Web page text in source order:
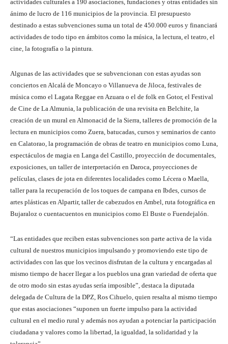
actividades culturales a 190 asociaciones, fundaciones y otras entidades sin
ánimo de lucro de 116 municipios de la provincia. El presupuesto
destinado a estas subvenciones suma un total de 450.000 euros y financiará
actividades de todo tipo en ámbitos como la música, la lectura, el teatro, el
cine, la fotografía o la pintura.
Algunas de las actividades que se subvencionan con estas ayudas son
conciertos en Alcalá de Moncayo o Villanueva de Jiloca, festivales de
música como el Lagata Reggae en Azuara o el de folk en Gotor, el Festival
de Cine de La Almunia, la publicación de una revisita en Belchite, la
creación de un mural en Almonacid de la Sierra, talleres de promoción de la
lectura en municipios como Zuera, batucadas, cursos y seminarios de canto
en Calatorao, la programación de obras de teatro en municipios como Luna,
espectáculos de magia en Langa del Castillo, proyección de documentales,
exposiciones, un taller de interpretación en Daroca, proyecciones de
películas, clases de jota en diferentes localidades como Lécera o Maella,
taller para la recuperación de los toques de campana en Ibdes, cursos de
artes plásticas en Alpartir, taller de cabezudos en Ambel, ruta fotográfica en
Bujaraloz o cuentacuentos en municipios como El Buste o Fuendejalón.
“Las entidades que reciben estas subvenciones son parte activa de la vida
cultural de nuestros municipios impulsando y promoviendo este tipo de
actividades con las que los vecinos disfrutan de la cultura y encargadas al
mismo tiempo de hacer llegar a los pueblos una gran variedad de oferta que
de otro modo sin estas ayudas sería imposible”, destaca la diputada
delegada de Cultura de la DPZ, Ros Cihuelo, quien resalta al mismo tiempo
que estas asociaciones “suponen un fuerte impulso para la actividad
cultural en el medio rural y además nos ayudan a potenciar la participación
ciudadana y valores como la libertad, la igualdad, la solidaridad y la